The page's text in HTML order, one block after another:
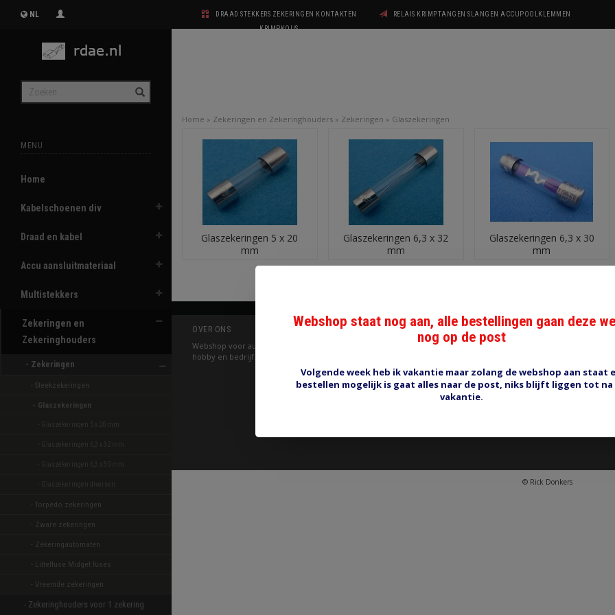
NL
DRAAD STEKKERS ZEKERINGEN KONTAKTEN
KRIMPKOUS
RELAIS KRIMPTANGEN SLANGEN ACCUPOOLKLEMMEN
MENU
Home
Kabelschoenen div
Draad en kabel
Accu aansluitmateriaal
Multistekkers
Zekeringen en
Zekeringhouders
- Zekeringen
- Steekzekeringen
- Glaszekeringen
- Glaszekeringen 5 x 20 mm
- Glaszekeringen 6,3 x 32 mm
- Glaszekeringen 6,3 x 30 mm
- Glaszekeringen diversen
- Torpedo zekeringen
- Zware zekeringen
- Zekeringautomaten
- Littelfuse Midget fuses
- Vreemde zekeringen
- Zekeringhouders voor 1 zekering
Home » Zekeringen en Zekeringhouders » Zekeringen » Glaszekeringen
Glaszekeringen 5 x 20
mm
Glaszekeringen 6,3 x 32
mm
Glaszekeringen 6,3 x 30
mm
OVER ONS
Webshop voor auto elektrische bedradingsmaterialen. Voor
hobby en bedrijf.
CONTACT
Rick Donkers Auto Electrics
5462 GK Veghel
rick@rdae.nl
© Rick Donkers
Webshop staat nog aan, alle bestellingen gaan deze
nog op de post
Volgende week heb ik vakantie maar zolang de webshop aan staat
bestellen mogelijk is gaat alles naar de post, niks blijft liggen tot na
vakantie.